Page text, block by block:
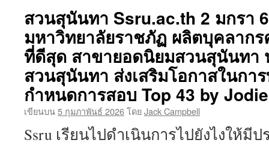
สวนสุนันทา Ssru.ac.th 2 มกรา
มหาวิทยาลัยราชภัฏ ผลิตบุคลาก
ที่ดีสุด สาขายอดนิยมสวนสุนันทา
สวนสุนันทา ส่งเสริมโอกาสในกา
กำหนดการสอบ Top 43 by Jodie
เขียนบน5 กุมภาพันธ์ 2026โดยJack Campbell
Ssru เรียนไปดำเนินการไปยังไงให้มี